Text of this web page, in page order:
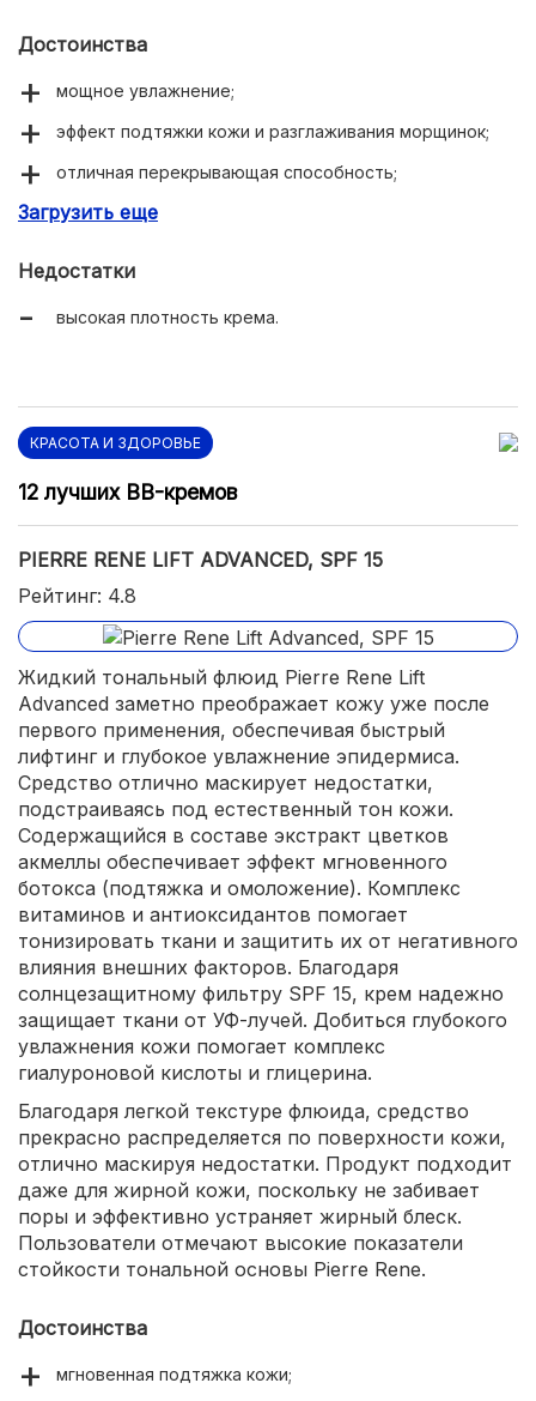
Достоинства
мощное увлажнение;
эффект подтяжки кожи и разглаживания морщинок;
отличная перекрывающая способность;
бархатистая текстура;
Загрузить еще
Недостатки
высокая плотность крема.
КРАСОТА И ЗДОРОВЬЕ
12 лучших BB-кремов
PIERRE RENE LIFT ADVANCED, SPF 15
Рейтинг: 4.8
Жидкий тональный флюид Pierre Rene Lift
Advanced заметно преображает кожу уже после
первого применения, обеспечивая быстрый
лифтинг и глубокое увлажнение эпидермиса.
Средство отлично маскирует недостатки,
подстраиваясь под естественный тон кожи.
Содержащийся в составе экстракт цветков
акмеллы обеспечивает эффект мгновенного
ботокса (подтяжка и омоложение). Комплекс
витаминов и антиоксидантов помогает
тонизировать ткани и защитить их от негативного
влияния внешних факторов. Благодаря
солнцезащитному фильтру SPF 15, крем надежно
защищает ткани от УФ-лучей. Добиться глубокого
увлажнения кожи помогает комплекс
гиалуроновой кислоты и глицерина.
Благодаря легкой текстуре флюида, средство
прекрасно распределяется по поверхности кожи,
отлично маскируя недостатки. Продукт подходит
даже для жирной кожи, поскольку не забивает
поры и эффективно устраняет жирный блеск.
Пользователи отмечают высокие показатели
стойкости тональной основы Pierre Rene.
Достоинства
мгновенная подтяжка кожи;